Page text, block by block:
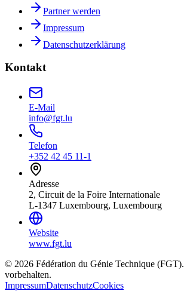
Partner werden
Impressum
Datenschutzerklärung
Kontakt
E-Mail
info@fgt.lu
Telefon
+352 42 45 11-1
Adresse
2, Circuit de la Foire Internationale
L-1347 Luxembourg, Luxembourg
Website
www.fgt.lu
© 2026 Fédération du Génie Technique (FGT).
vorbehalten.
ImpressumDatenschutzCookies